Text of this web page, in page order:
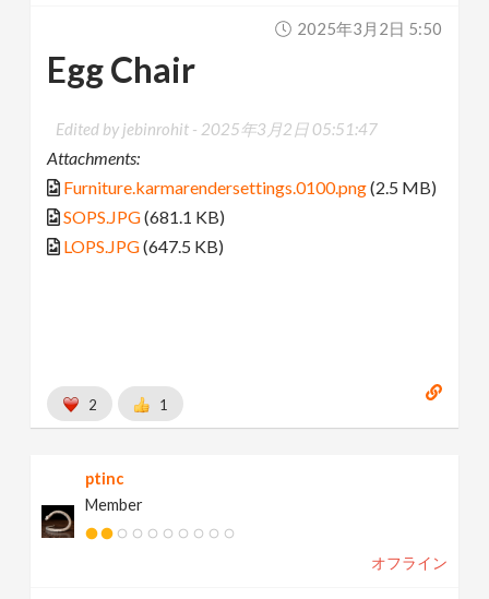
2025年3月2日 5:50
Egg Chair
Edited by jebinrohit - 2025年3月2日 05:51:47
Attachments:
Furniture.karmarendersettings.0100.png(2.5 MB)
SOPS.JPG(681.1 KB)
LOPS.JPG(647.5 KB)
2 1
ptinc
Member
オフライン